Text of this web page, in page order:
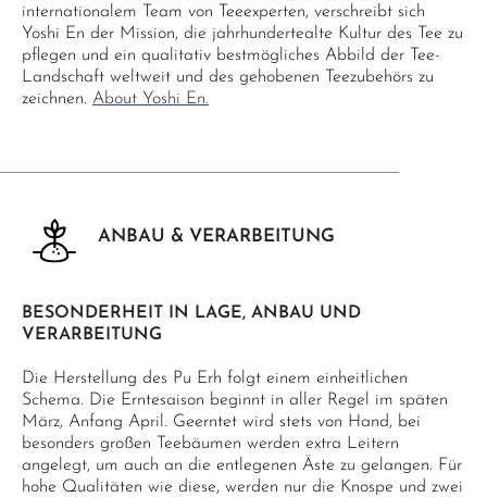
internationalem Team von Teeexperten, verschreibt sich
Yoshi En der Mission, die jahrhundertealte Kultur des Tee zu
pflegen und ein qualitativ bestmögliches Abbild der Tee-
Landschaft weltweit und des gehobenen Teezubehörs zu
zeichnen. About Yoshi En.
ANBAU & VERARBEITUNG
BESONDERHEIT IN LAGE, ANBAU UND
VERARBEITUNG
Die Herstellung des Pu Erh folgt einem einheitlichen
Schema. Die Erntesaison beginnt in aller Regel im späten
März, Anfang April. Geerntet wird stets von Hand, bei
besonders großen Teebäumen werden extra Leitern
angelegt, um auch an die entlegenen Äste zu gelangen. Für
hohe Qualitäten wie diese, werden nur die Knospe und zwei